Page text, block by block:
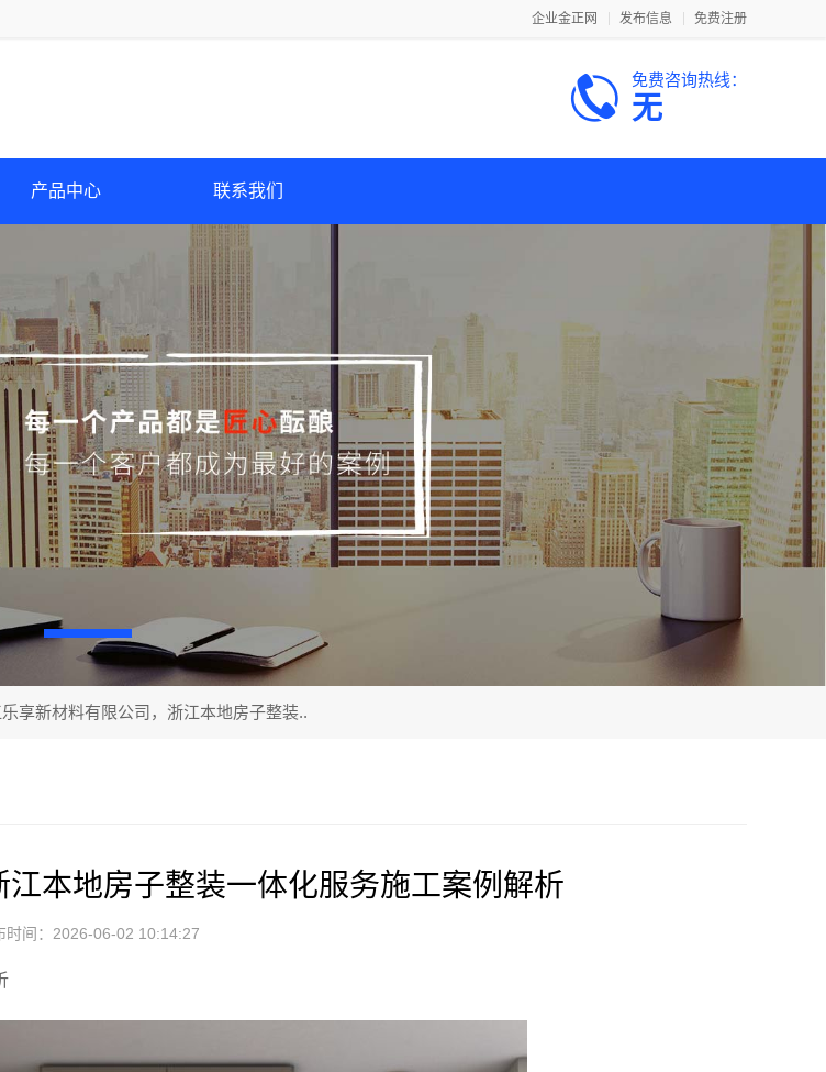
企业金正网 发布信息 免费注册
免费咨询热线：
无
产品中心 联系我们
享新材料有限公司，浙江本地房子整装..
本地房子整装一体化服务施工案例解析
时间：2026-06-02 10:14:27